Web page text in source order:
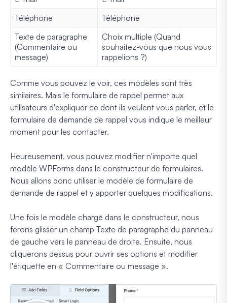
Téléphone
Téléphone
Texte de paragraphe
(Commentaire ou
message)
Choix multiple (Quand
souhaitez-vous que nous vous
rappelions ?)
Comme vous pouvez le voir, ces modèles sont très
similaires. Mais le formulaire de rappel permet aux
utilisateurs d'expliquer ce dont ils veulent vous parler, et le
formulaire de demande de rappel vous indique le meilleur
moment pour les contacter.
Heureusement, vous pouvez modifier n'importe quel
modèle WPForms dans le constructeur de formulaires.
Nous allons donc utiliser le modèle de formulaire de
demande de rappel et y apporter quelques modifications.
Une fois le modèle chargé dans le constructeur, nous
ferons glisser un champ Texte de paragraphe du panneau
de gauche vers le panneau de droite. Ensuite, nous
cliquerons dessus pour ouvrir ses options et modifier
l'étiquette en « Commentaire ou message ».